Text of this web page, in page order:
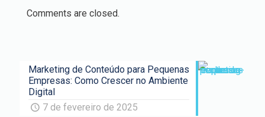
Comments are closed.
Marketing de Conteúdo para Pequenas
Empresas: Como Crescer no Ambiente
Digital
7 de fevereiro de 2025